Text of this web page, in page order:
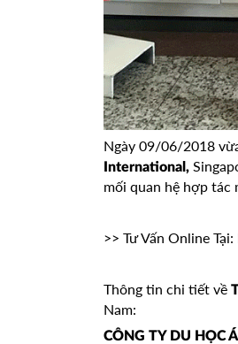
Ngày 09/06/2018
International,
mối quan hệ hợp tác
>> Tư Vấn Online Tại:
Thông tin chi tiết về
Nam:
CÔNG TY DU HỌC